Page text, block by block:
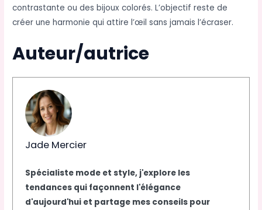
contrastante ou des bijoux colorés. L’objectif reste de
créer une harmonie qui attire l’œil sans jamais l’écraser.
Auteur/autrice
Jade Mercier
Spécialiste mode et style, j'explore les
tendances qui façonnent l'élégance
d'aujourd'hui et partage mes conseils pour